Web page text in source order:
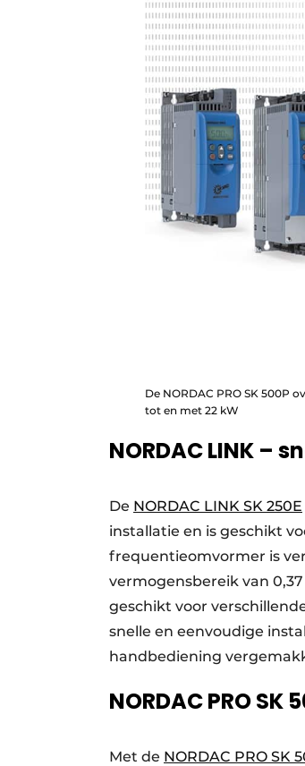
De NORDAC PRO SK 500P
tot en met 22 kW
NORDAC LINK –
De NORDAC LINK SK 250E
installatie en is geschikt
frequentieomvormer is
vermogensbereik van
geschikt voor
snelle en eenvoudige
handbediening
NORDAC PRO
Met de NORDAC PRO SK